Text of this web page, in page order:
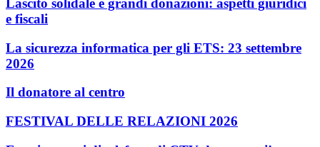
Lascito solidale e grandi donazioni: aspetti giuridici
e fiscali
La sicurezza informatica per gli ETS: 23 settembre
2026
Il donatore al centro
FESTIVAL DELLE RELAZIONI 2026